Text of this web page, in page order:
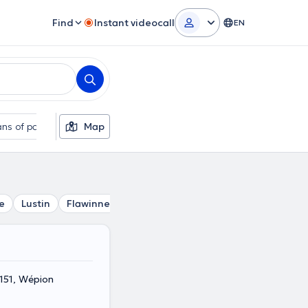
Find Instant videocall EN
of payment Additional filters
Map
Lustin Flawinne
Wépion